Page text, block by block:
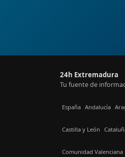
24h Extremadura
Tu fuente de
España Andalucía
Castilla y León
Comunidad Valenciana